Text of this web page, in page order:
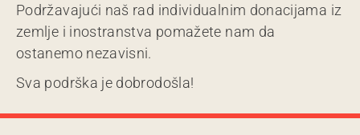
Podržavajući naš rad individualnim donacijama iz
zemlje i inostranstva pomažete nam da
ostanemo nezavisni.
Sva podrška je dobrodošla!